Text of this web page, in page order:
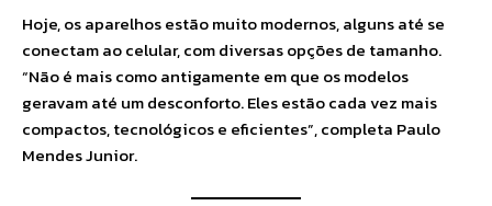
Hoje, os aparelhos estão muito modernos, alguns até se
conectam ao celular, com diversas opções de tamanho.
“Não é mais como antigamente em que os modelos
geravam até um desconforto. Eles estão cada vez mais
compactos, tecnológicos e eficientes”, completa Paulo
Mendes Junior.